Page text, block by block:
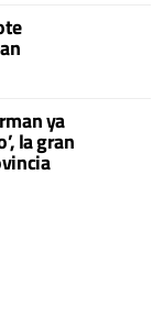
ya
la gran